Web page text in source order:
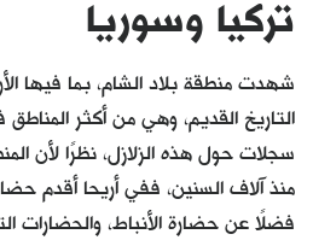
فكرة
دفاتر
بالصورة
تركيا وسوريا
شهدت منطقة بلاد الشام، بما فيها
التاريخ القديم، وهي من أكثر المناطق
سجلات حول هذه الزلازل، نظرًا لأن
منذ آلاف السنين، ففي أريحا أقدم
فضلًا عن حضارة الأنباط، والحضارات